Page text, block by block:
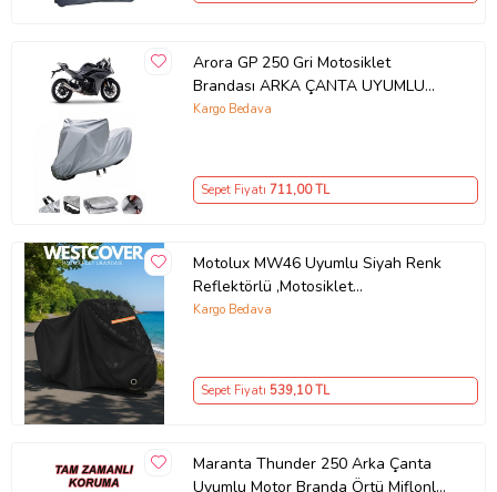
Arora GP 250 Gri Motosiklet
Brandası ARKA ÇANTA UYUMLU
DEĞİLDİR
Kargo Bedava
Sepet Fiyatı 711,00 TL
Motolux MW46 Uyumlu Siyah Renk
Reflektörlü ,Motosiklet
Brandası,Motor Branda Motor
Kargo Bedava
Sepet Fiyatı 539,10 TL
Maranta Thunder 250 Arka Çanta
Uyumlu Motor Branda Örtü Miflonlu